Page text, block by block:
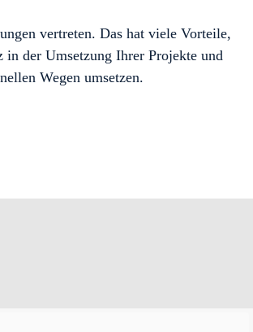
vertreten. Das hat viele Vorteile,
der Umsetzung Ihrer Projekte und
Wegen umsetzen.